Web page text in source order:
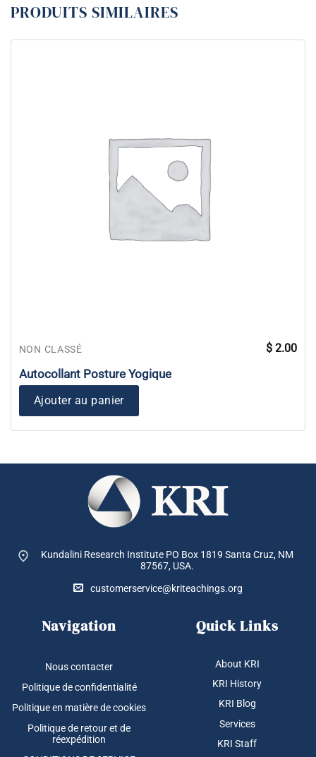
PRODUITS SIMILAIRES
NON CLASSÉ
Autocollant Posture Yogique
$ 2.00
Ajouter au panier
Kundalini Research Institute PO Box 1819 Santa Cruz, NM
87567, USA.
customerservice@kriteachings.org
Navigation
Nous contacter
Politique de confidentialité
Politique en matière de cookies
Politique de retour et de
réexpédition
Quick Links
About KRI
KRI History
KRI Blog
Services
KRI Staff